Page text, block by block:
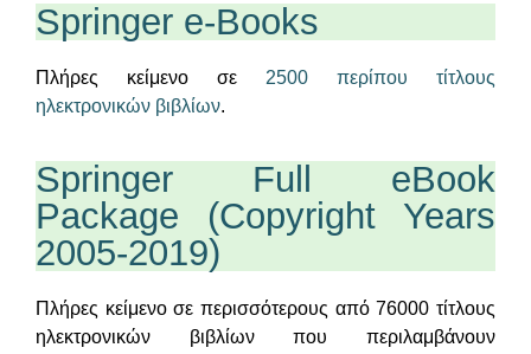
Springer e-Books
Πλήρες κείμενο σε 2500 περίπου τίτλους
ηλεκτρονικών βιβλίων.
Springer Full eBook
Package (Copyright Years
2005-2019)
Πλήρες κείμενο σε περισσότερους από 76000 τίτλους
ηλεκτρονικών βιβλίων που περιλαμβάνουν